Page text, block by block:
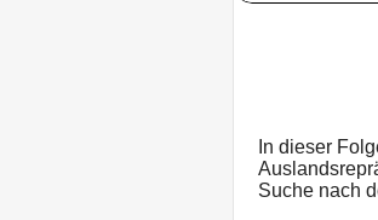
In dieser
Suche nach